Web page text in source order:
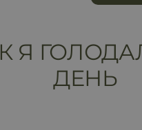
И ПРОЦЕДУРЫ
Я
ДЕНЬ